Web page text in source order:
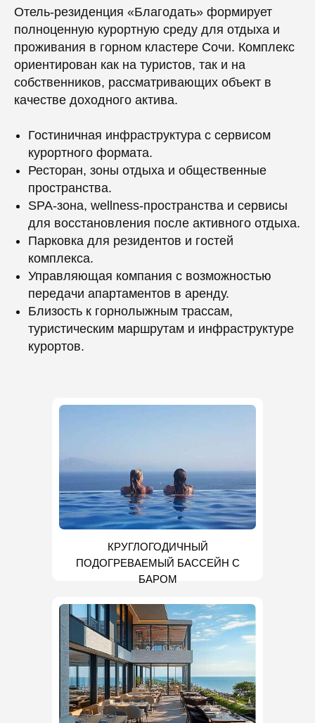
Отель-резиденция «Благодать» формирует
полноценную курортную среду для отдыха и
проживания в горном кластере Сочи. Комплекс
ориентирован как на туристов, так и на
собственников, рассматривающих объект в
качестве доходного актива.
Гостиничная инфраструктура с сервисом
курортного формата.
Ресторан, зоны отдыха и общественные
пространства.
SPA-зона, wellness-пространства и сервисы
для восстановления после активного отдыха.
Парковка для резидентов и гостей
комплекса.
Управляющая компания с возможностью
передачи апартаментов в аренду.
Близость к горнолыжным трассам,
туристическим маршрутам и инфраструктуре
курортов.
КРУГЛОГОДИЧНЫЙ
ПОДОГРЕВАЕМЫЙ БАССЕЙН С
БАРОМ